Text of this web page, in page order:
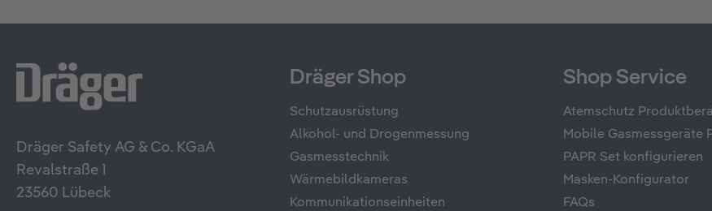
Dräger Safety AG & Co. KGaA
Revalstraße 1
23560 Lübeck
Dräger Shop
Schutzausrüstung
Alkohol- und Drogenmessung
Gasmesstechnik
Wärmebildkameras
Kommunikationseinheiten
Shop Service
Atemschutz
Mobile Gasmessgeräte
PAPR Set konfigurieren
Masken-Konfigurator
FAQs